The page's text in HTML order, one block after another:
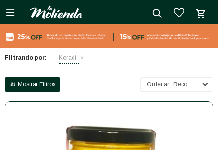

Filtrando por: Koradí
Recomendados